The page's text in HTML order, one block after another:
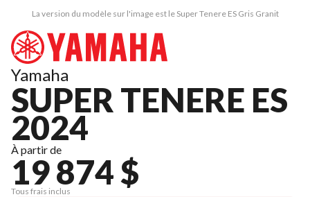
La version du modèle sur l'image est le Super Tenere ES Gris Granit
Yamaha
SUPER TENERE ES
2024
À partir de
19 874 $
Tous frais inclus